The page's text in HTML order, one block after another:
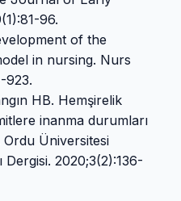
96.
of the
in nursing. Nurs
923.
HB. Hemşirelik
inanma durumları
Üniversitesi
Dergisi. 2020;3(2):136-